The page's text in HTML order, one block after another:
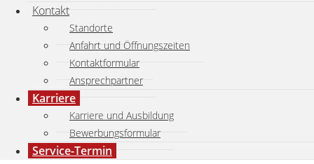
Kontakt
Standorte
Anfahrt und Öffnungszeiten
Kontaktformular
Ansprechpartner
Karriere
Karriere und Ausbildung
Bewerbungsformular
Service-Termin